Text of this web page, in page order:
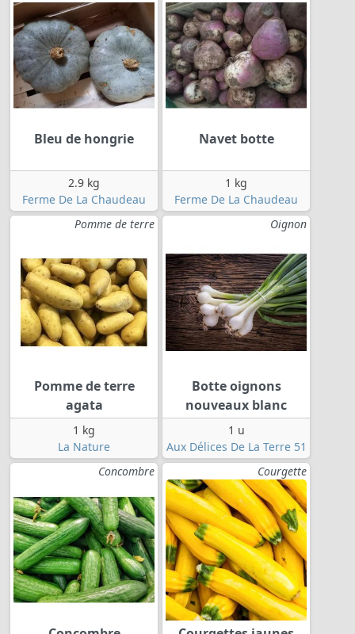
Bleu de hongrie
2.9 kg
Ferme De La Chaudeau
Navet botte
1 kg
Ferme De La Chaudeau
Pomme de terre
Pomme de terre
agata
1 kg
La Nature
Oignon
Botte oignons
nouveaux blanc
1 u
Aux Délices De La Terre 51
Concombre
Courgette